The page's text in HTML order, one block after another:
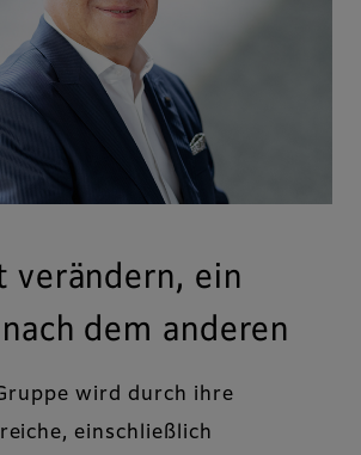
verändern, ein
dem anderen
wird durch ihre
einschließlich